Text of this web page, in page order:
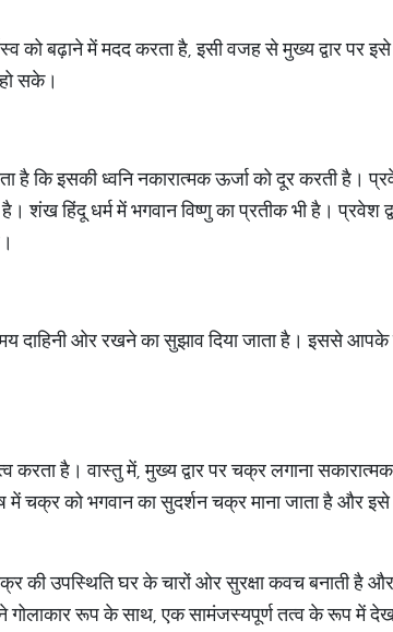
को बढ़ाने में मदद करता है, इसी वजह से मुख्य द्वार पर
सके।
है कि इसकी ध्वनि नकारात्मक ऊर्जा को दूर करती है।
शंख हिंदू धर्म में भगवान विष्णु का प्रतीक भी है। प्रवेश
दाहिनी ओर रखने का सुझाव दिया जाता है। इससे
करता है। वास्तु में, मुख्य द्वार पर चक्र लगाना
में चक्र को भगवान का सुदर्शन चक्र माना जाता है और
की उपस्थिति घर के चारों ओर सुरक्षा कवच बनाती है
गोलाकार रूप के साथ, एक सामंजस्यपूर्ण तत्व के रूप में